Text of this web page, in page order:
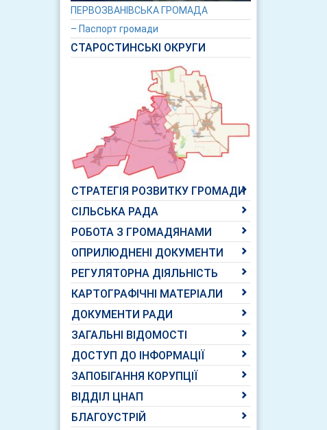
ПЕРВОЗВАНІВСЬКА ГРОМАДА
– Паспорт громади
СТАРОСТИНСЬКІ ОКРУГИ
СТРАТЕГІЯ РОЗВИТКУ ГРОМАДИ
СІЛЬСЬКА РАДА
РОБОТА З ГРОМАДЯНАМИ
ОПРИЛЮДНЕНІ ДОКУМЕНТИ
РЕГУЛЯТОРНА ДІЯЛЬНІСТЬ
КАРТОГРАФІЧНІ МАТЕРІАЛИ
ДОКУМЕНТИ РАДИ
ЗАГАЛЬНІ ВІДОМОСТІ
ДОСТУП ДО ІНФОРМАЦІЇ
ЗАПОБІГАННЯ КОРУПЦІЇ
ВІДДІЛ ЦНАП
БЛАГОУСТРІЙ